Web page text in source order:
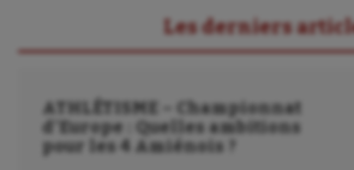
Les derniers
ATHLÉTISME – Championnat
d’Europe : Quelles ambitions
pour les 4 Amiénois ?